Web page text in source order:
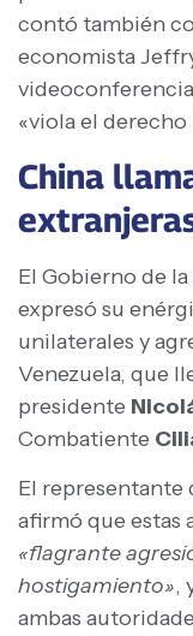
contó también
economista
«viola el
China
El Gobierno de
expresó su
unilaterales y
Venezuela, que
presidente
Combatiente
El representante
afirmó que estas
«flagrante
hostigamiento»,
ambas